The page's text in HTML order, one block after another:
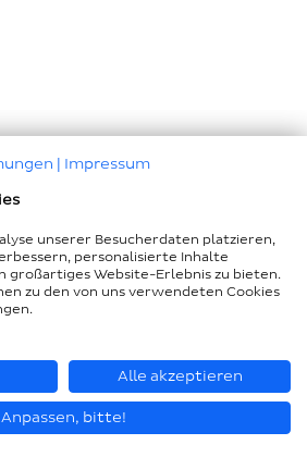
GmbH + Co. KG 2026
| Impressum
unserer Besucherdaten platzieren,
personalisierte Inhalte
großartiges Website-Erlebnis zu bieten.
zu den von uns verwendeten Cookies
Alle akzeptieren
Anpassen, bitte!